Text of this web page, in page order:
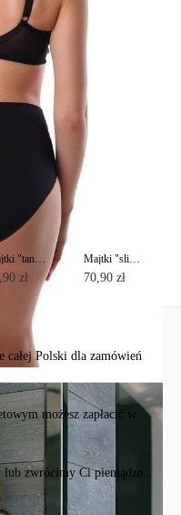
Majtki "tanga" SUPREMA RP6027 Lycra®
zł
Majtki "slipy" SUPREMA RP3019 Lycra®
70,90 zł
całej Polski dla zamówień
możesz zapłacić w
zwrócimy Ci pieniądze.